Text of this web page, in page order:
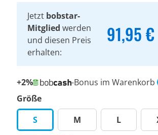
Jetzt bobstar-
Mitglied werden
und diesen Preis
erhalten:
91,95 €
+2%
-Bonus im Warenkorb
Größe
S
M L